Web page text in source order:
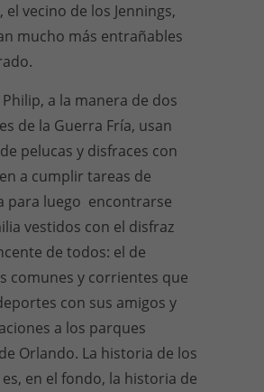
el vecino de los Jennings,
mucho más entrañables
a la manera de dos
de la Guerra Fría, usan
pelucas y disfraces con
a cumplir tareas de
para luego encontrarse
vestidos con el disfraz
de todos: el de
comunes y corrientes que
con sus amigos y
a los parques
Orlando. La historia de los
en el fondo, la historia de